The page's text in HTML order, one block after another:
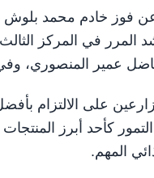
فوز خادم محمد بلوش
المرر في المركز
عمير المنصوري،
على الالتزام
كأحد أبرز
المهم.